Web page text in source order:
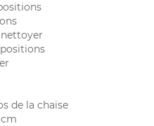
de la chaise